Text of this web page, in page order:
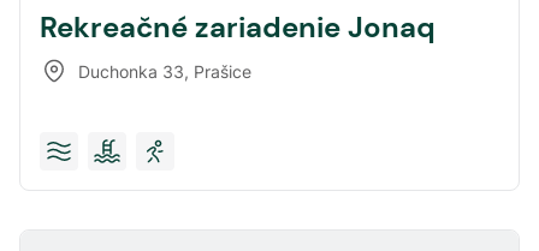
Rekreačné zariadenie Jonaq
Duchonka 33, Prašice